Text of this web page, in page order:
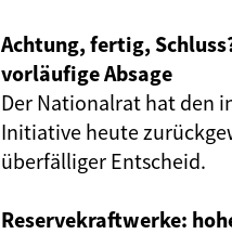
Achtung, fertig,
vorläufige Absage
Der Nationalrat hat den
Initiative heute
überfälliger Entscheid.
Reservekraftwerke: